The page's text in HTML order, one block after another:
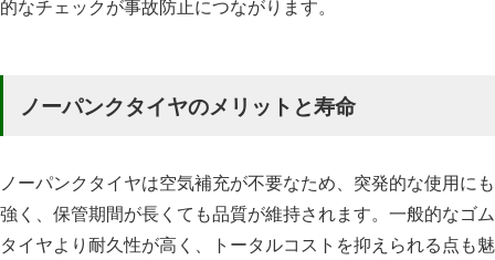
的なチェックが事故防止につながります。
ノーパンクタイヤのメリットと寿命
ノーパンクタイヤは空気補充が不要なため、突発的な使用にも
強く、保管期間が長くても品質が維持されます。一般的なゴム
タイヤより耐久性が高く、トータルコストを抑えられる点も魅